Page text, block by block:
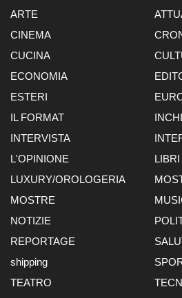
ARTE
CINEMA
CUCINA
ECONOMIA
ESTERI
IL FORMAT
INTERVISTA
L'OPINIONE
LIBRI
LUXURY/OROLOGERIA
MOSTRE
NOTIZIE
REPORTAGE
shipping
TEATRO